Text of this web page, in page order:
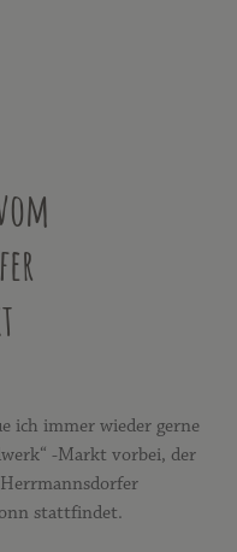
ich immer wieder gerne
-Markt vorbei, der
stattfindet.